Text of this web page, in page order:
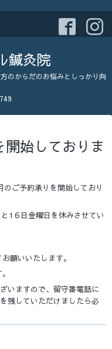
鍼灸院
のからだのお悩みとしっかり向
始しておりま
ご予約承りを開始しており
1６日金曜日を休みさせてい
願いいたします。
いますので、留守番電話に
残していただけましたら必